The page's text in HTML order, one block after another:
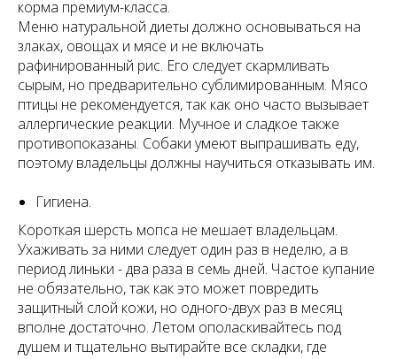
корма премиум-класса.
Меню натуральной диеты должно основываться на
злаках, овощах и мясе и не включать
рафинированный рис. Его следует скармливать
сырым, но предварительно сублимированным. Мясо
птицы не рекомендуется, так как оно часто вызывает
аллергические реакции. Мучное и сладкое также
противопоказаны. Собаки умеют выпрашивать еду,
поэтому владельцы должны научиться отказывать им.
Гигиена.
Короткая шерсть мопса не мешает владельцам.
Ухаживать за ними следует один раз в неделю, а в
период линьки - два раза в семь дней. Частое купание
не обязательно, так как это может повредить
защитный слой кожи, но одного-двух раз в месяц
вполне достаточно. Летом ополаскивайтесь под
душем и тщательно вытирайте все складки, где